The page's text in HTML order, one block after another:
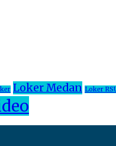
Loker Medan Loker